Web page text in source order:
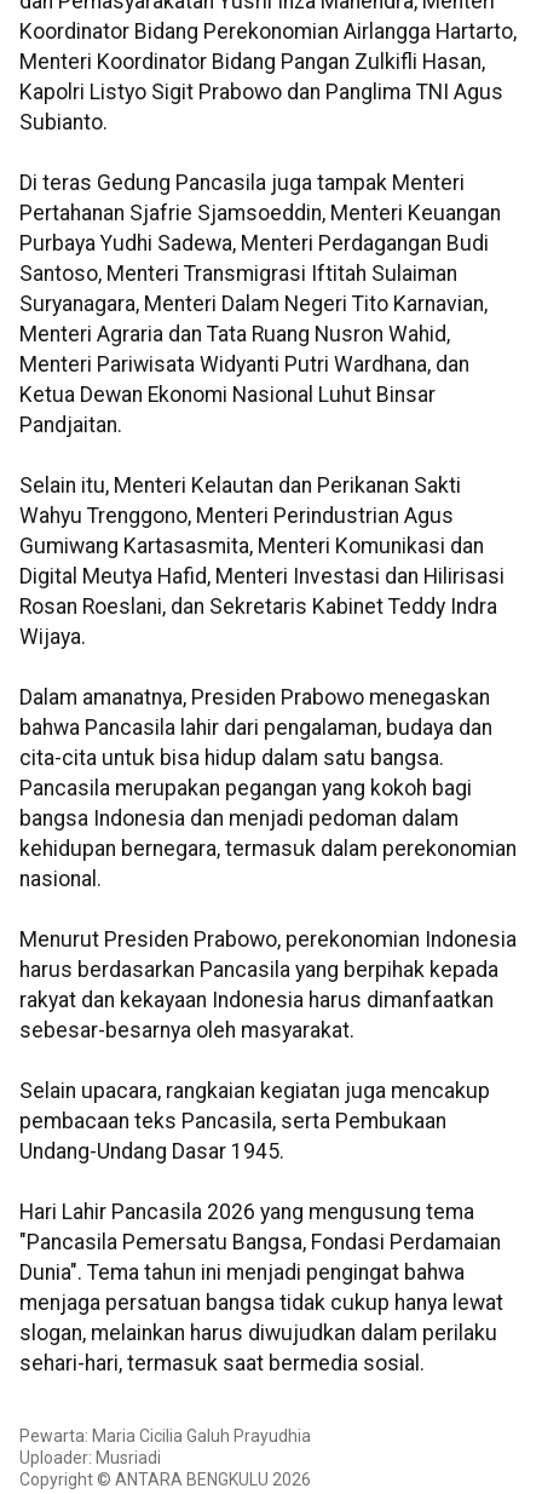
Koordinator Bidang Perekonomian Airlangga Hartarto,
Menteri Koordinator Bidang Pangan Zulkifli Hasan,
Kapolri Listyo Sigit Prabowo dan Panglima TNI Agus
Subianto.
Di teras Gedung Pancasila juga tampak Menteri
Pertahanan Sjafrie Sjamsoeddin, Menteri Keuangan
Purbaya Yudhi Sadewa, Menteri Perdagangan Budi
Santoso, Menteri Transmigrasi Iftitah Sulaiman
Suryanagara, Menteri Dalam Negeri Tito Karnavian,
Menteri Agraria dan Tata Ruang Nusron Wahid,
Menteri Pariwisata Widyanti Putri Wardhana, dan
Ketua Dewan Ekonomi Nasional Luhut Binsar
Pandjaitan.
Selain itu, Menteri Kelautan dan Perikanan Sakti
Wahyu Trenggono, Menteri Perindustrian Agus
Gumiwang Kartasasmita, Menteri Komunikasi dan
Digital Meutya Hafid, Menteri Investasi dan Hilirisasi
Rosan Roeslani, dan Sekretaris Kabinet Teddy Indra
Wijaya.
Dalam amanatnya, Presiden Prabowo menegaskan
bahwa Pancasila lahir dari pengalaman, budaya dan
cita-cita untuk bisa hidup dalam satu bangsa.
Pancasila merupakan pegangan yang kokoh bagi
bangsa Indonesia dan menjadi pedoman dalam
kehidupan bernegara, termasuk dalam perekonomian
nasional.
Menurut Presiden Prabowo, perekonomian Indonesia
harus berdasarkan Pancasila yang berpihak kepada
rakyat dan kekayaan Indonesia harus dimanfaatkan
sebesar-besarnya oleh masyarakat.
Selain upacara, rangkaian kegiatan juga mencakup
pembacaan teks Pancasila, serta Pembukaan
Undang-Undang Dasar 1945.
Hari Lahir Pancasila 2026 yang mengusung tema
"Pancasila Pemersatu Bangsa, Fondasi Perdamaian
Dunia". Tema tahun ini menjadi pengingat bahwa
menjaga persatuan bangsa tidak cukup hanya lewat
slogan, melainkan harus diwujudkan dalam perilaku
sehari-hari, termasuk saat bermedia sosial.
Pewarta: Maria Cicilia Galuh Prayudhia
Uploader: Musriadi
Copyright © ANTARA BENGKULU 2026